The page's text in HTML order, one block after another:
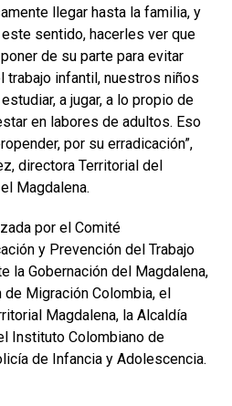
llegar hasta la familia, y
sentido, hacerles ver que
de su parte para evitar
infantil, nuestros niños
a jugar, a lo propio de
en labores de adultos. Eso
por su erradicación”,
directora Territorial del
Magdalena.
por el Comité
y Prevención del Trabajo
la Gobernación del Magdalena,
Migración Colombia, el
Magdalena, la Alcaldía
Instituto Colombiano de
de Infancia y Adolescencia.